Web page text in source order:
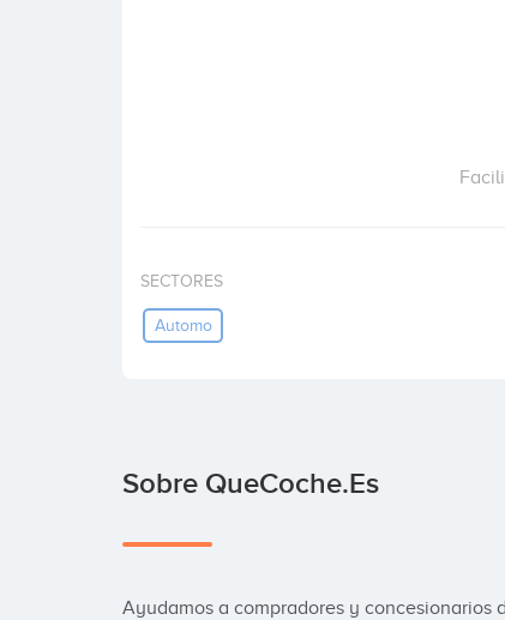
SECTORES
Automo
Sobre QueCoche.es
Ayudamos a compradores y concesionarios